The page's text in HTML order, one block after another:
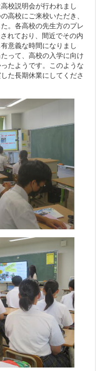
校説明会が行われまし
高校にご来校いただき、
。各高校の先生方のプレ
れており、間近でその内
意義な時間になりまし
って、高校の入学に向け
たようです。このような
た長期休業にしてくださ